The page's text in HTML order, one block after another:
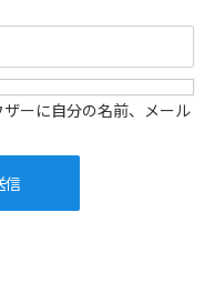
ーに自分の名前、メール